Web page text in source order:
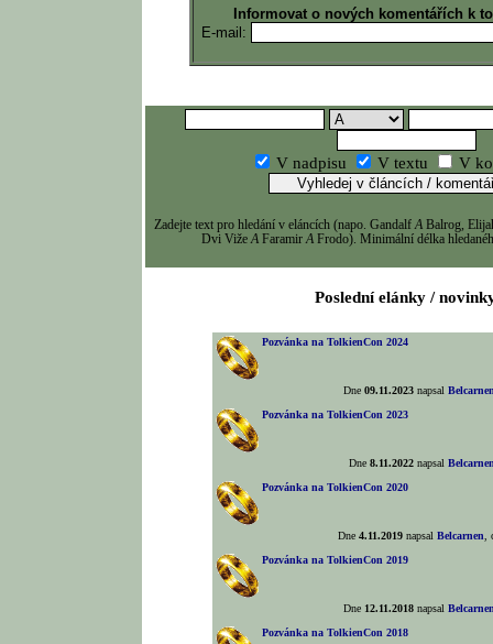
Informovat o nových komentářích k
E-mail:
V nadpisu V textu V
Zadejte text pro hledání v eláncích (napo. GandalfA Balrog,
Dvi VižeA FaramirA Frodo). Minimální délka
Poslední elánky /
Pozvánka na TolkienCon 2024
Dne09.11.2023 napsal
Pozvánka na TolkienCon 2023
Dne8.11.2022 napsal
Pozvánka na TolkienCon 2020
Dne4.11.2019 napsalBelcarnen
Pozvánka na TolkienCon 2019
Dne 12.11.2018 napsal
Pozvánka na TolkienCon 2018